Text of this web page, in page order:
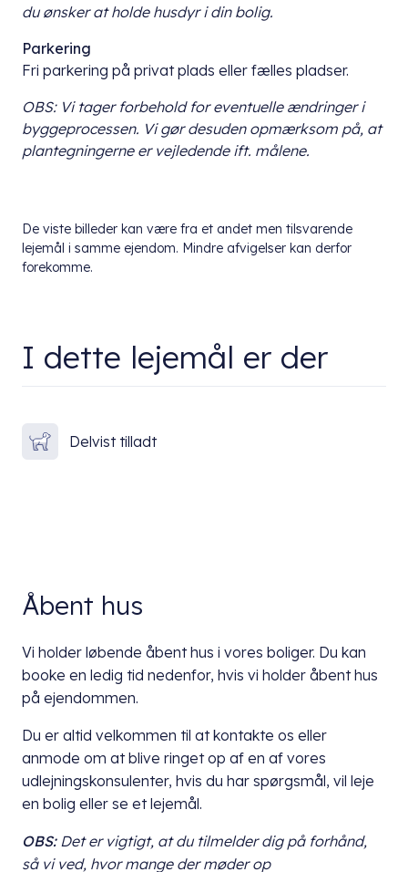
du ønsker at holde husdyr i din bolig.
Parkering
Fri parkering på privat plads eller fælles pladser.
OBS: Vi tager forbehold for eventuelle ændringer i
byggeprocessen. Vi gør desuden opmærksom på, at
plantegningerne er vejledende ift. målene.
De viste billeder kan være fra et andet men tilsvarende
lejemål i samme ejendom. Mindre afvigelser kan derfor
forekomme.
I dette lejemål er der
Delvist tilladt
Åbent hus
Vi holder løbende åbent hus i vores boliger. Du kan
booke en ledig tid nedenfor, hvis vi holder åbent hus
på ejendommen.
Du er altid velkommen til at kontakte os eller
anmode om at blive ringet op af en af vores
udlejningskonsulenter, hvis du har spørgsmål, vil leje
en bolig eller se et lejemål.
OBS: Det er vigtigt, at dutilmelder dig på forhånd,
så vi ved, hvor mange der møder op